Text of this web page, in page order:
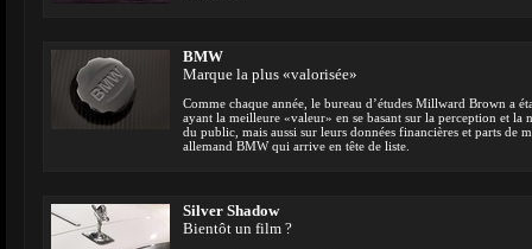
BMW
Marque la plus «valorisée»
Comme chaque année, le bureau d’études Millward Brown a
ayant la meilleure «valeur» en se basant sur la perception et la
du public, mais aussi sur leurs données financières et parts de
allemand BMW qui arrive en tête de liste.
Silver Shadow
Bientôt un film ?